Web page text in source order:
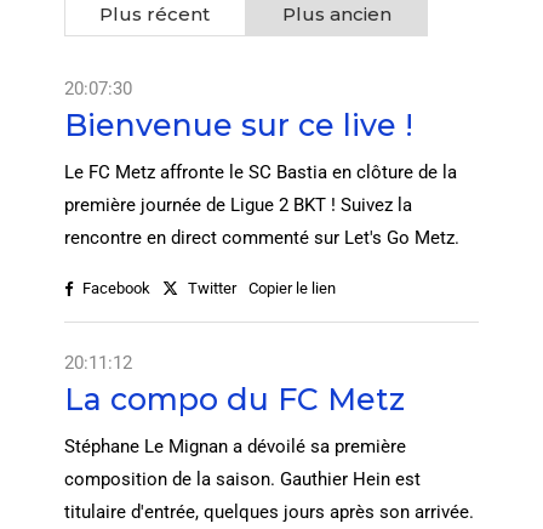
Plus récent Plus ancien
20:07:30
Bienvenue sur ce live !
Le FC Metz affronte le SC Bastia en clôture de la
première journée de Ligue 2 BKT ! Suivez la
rencontre en direct commenté sur Let's Go Metz.
Facebook Twitter Copier le lien
20:11:12
La compo du FC Metz
Stéphane Le Mignan a dévoilé sa première
composition de la saison. Gauthier Hein est
titulaire d'entrée, quelques jours après son arrivée.